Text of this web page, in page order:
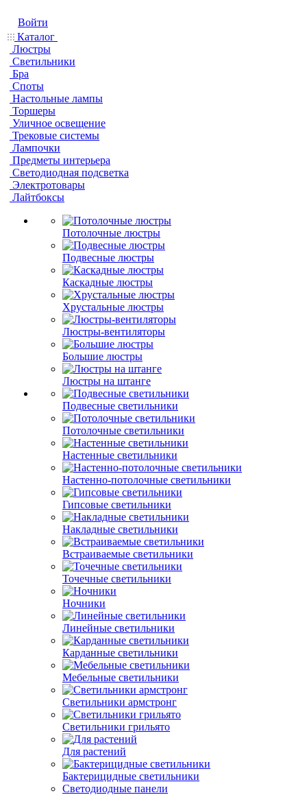
Войти
Каталог
Люстры
Светильники
Бра
Споты
Настольные лампы
Торшеры
Уличное освещение
Трековые системы
Лампочки
Предметы интерьера
Светодиодная подсветка
Электротовары
Лайтбоксы
Потолочные люстры
Подвесные люстры
Каскадные люстры
Хрустальные люстры
Люстры-вентиляторы
Большие люстры
Люстры на штанге
Подвесные светильники
Потолочные светильники
Настенные светильники
Настенно-потолочные светильники
Гипсовые светильники
Накладные светильники
Встраиваемые светильники
Точечные светильники
Ночники
Линейные светильники
Карданные светильники
Мебельные светильники
Светильники армстронг
Светильники грильято
Для растений
Бактерицидные светильники
Светодиодные панели